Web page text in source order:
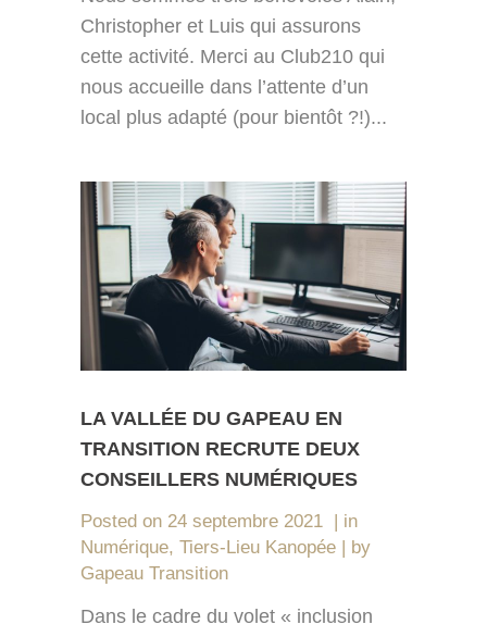
Christopher et Luis qui assurons
cette activité. Merci au Club210 qui
nous accueille dans l’attente d’un
local plus adapté (pour bientôt ?!)...
LA VALLÉE DU GAPEAU EN
TRANSITION RECRUTE DEUX
CONSEILLERS NUMÉRIQUES
Posted on 24 septembre 2021
in
Numérique, Tiers-Lieu Kanopée
by
Gapeau Transition
Dans le cadre du volet « inclusion